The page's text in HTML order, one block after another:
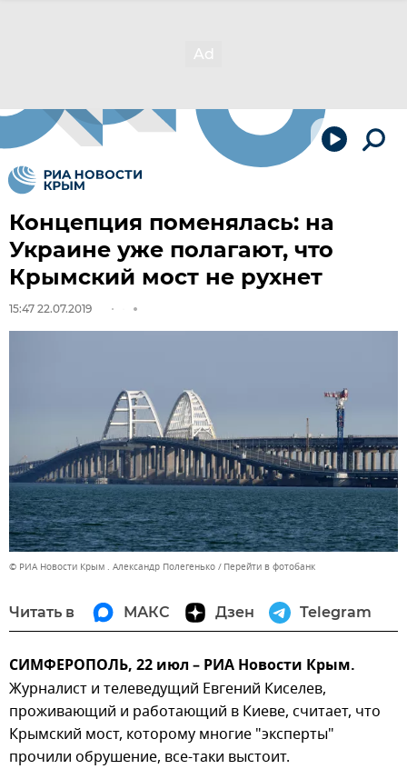
Концепция поменялась: на
Украине уже полагают, что
Крымский мост не рухнет
15:47 22.07.2019
© РИА Новости Крым . Александр Полегенько Перейти в фотобанк
Читать в МАКС Дзен Telegram
СИМФЕРОПОЛЬ, 22 июл – РИА Новости Крым.
Журналист и телеведущий Евгений Киселев,
проживающий и работающий в Киеве, считает, что
Крымский мост, которому многие "эксперты"
прочили обрушение, все-таки выстоит.